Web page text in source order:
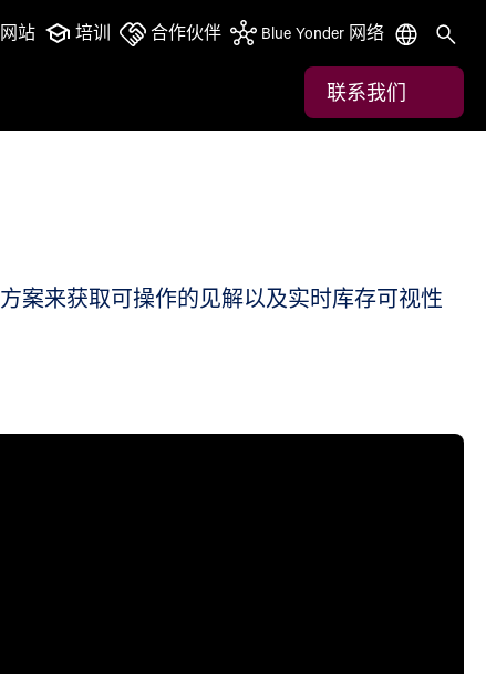
站 培训 合作伙伴 Blue Yonder 网络
联系我们
案来获取可操作的见解以及实时库存可视性